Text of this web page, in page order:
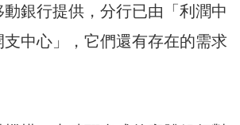
銀行提供，分行已由「利潤中
中心」，它們還有存在的需求